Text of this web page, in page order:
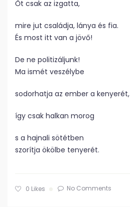
Őt csak az izgatta,
mire jut családja, lánya és fia.
És most itt van a jövő!
De ne politizáljunk!
Ma ismét veszélybe
sodorhatja az ember a kenyerét,
így csak halkan morog
s a hajnali sötétben
szorítja ökölbe tenyerét.
0 Likes No Comments